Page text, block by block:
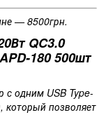
— 8500грн.
QC3.0
180 500шт
с одним USB Type-
который позволяет